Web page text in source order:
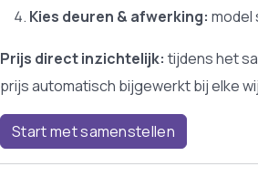
Kies deuren & afwerking: model
Prijs direct inzichtelijk: tijdens het
prijs automatisch bijgewerkt bij elke
Start met samenstellen